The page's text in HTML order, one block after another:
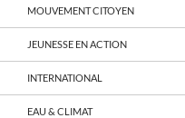
MOUVEMENT CITOYEN
JEUNESSE EN ACTION
INTERNATIONAL
EAU & CLIMAT